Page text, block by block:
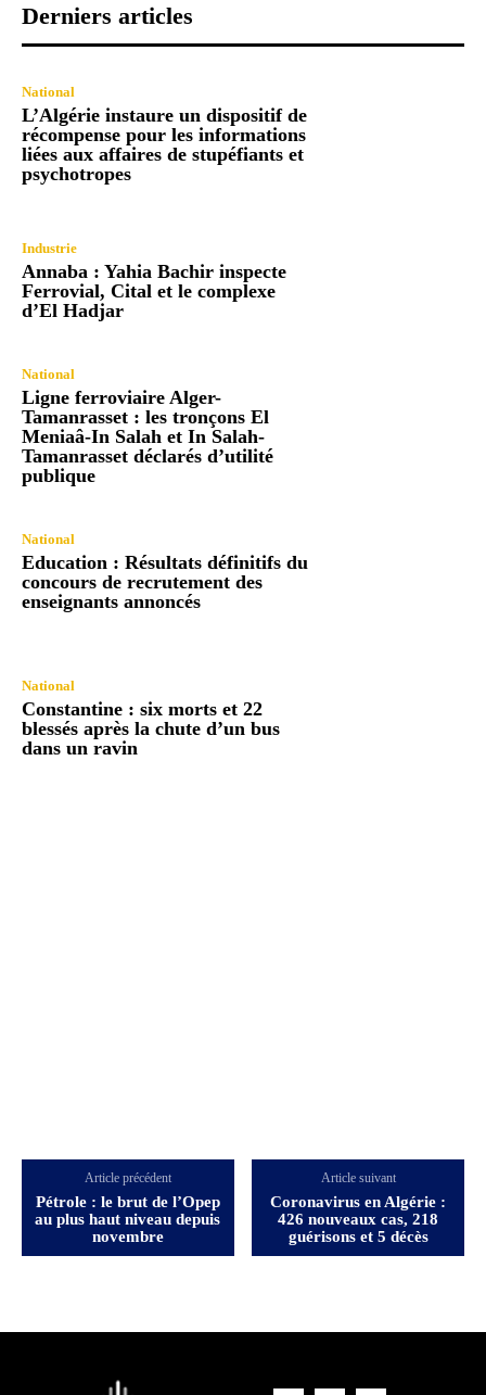
Derniers articles
National
L’Algérie instaure un dispositif de
récompense pour les informations
liées aux affaires de stupéfiants et
psychotropes
Industrie
Annaba : Yahia Bachir inspecte
Ferrovial, Cital et le complexe
d’El Hadjar
National
Ligne ferroviaire Alger-
Tamanrasset : les tronçons El
Meniaâ-In Salah et In Salah-
Tamanrasset déclarés d’utilité
publique
National
Education : Résultats définitifs du
concours de recrutement des
enseignants annoncés
National
Constantine : six morts et 22
blessés après la chute d’un bus
dans un ravin
Article précédent
Pétrole : le brut de l’Opep
au plus haut niveau depuis
novembre
Article suivant
Coronavirus en Algérie :
426 nouveaux cas, 218
guérisons et 5 décès